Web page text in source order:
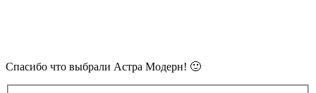
Спасибо что выбрали Астра Модерн! 🙂